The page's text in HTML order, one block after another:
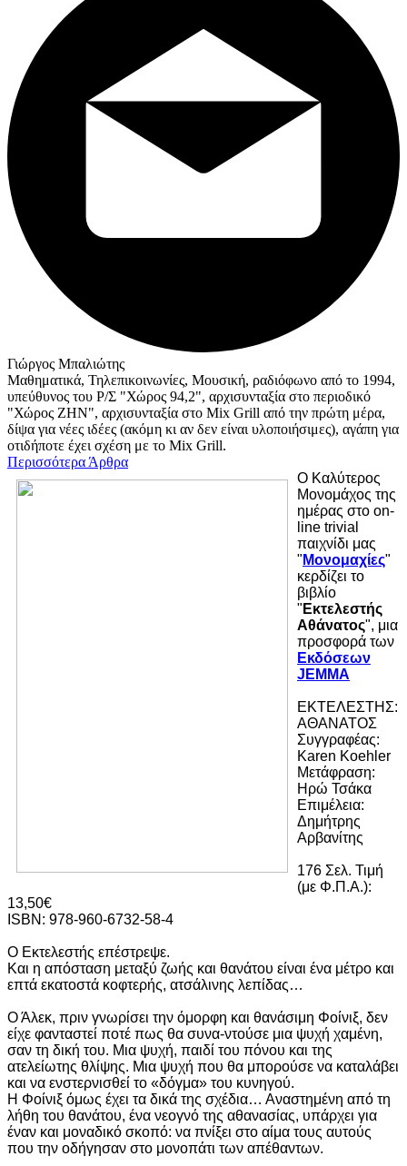
Γιώργος Μπαλιώτης
Μαθηματικά, Τηλεπικοινωνίες, Μουσική, ραδιόφωνο από το 1994,
υπεύθυνος του Ρ/Σ "Χώρος 94,2", αρχισυνταξία στο περιοδικό
"Χώρος ΖΗΝ", αρχισυνταξία στο Mix Grill από την πρώτη μέρα,
δίψα για νέες ιδέες (ακόμη κι αν δεν είναι υλοποιήσιμες), αγάπη για
οτιδήποτε έχει σχέση με το Mix Grill.
Περισσότερα Άρθρα
Ο Καλύτερος
Μονομάχος της
ημέρας στo on-
line trivial
παιχνίδι μας
" Μονομαχίες"
κερδίζει το
βιβλίο
" Εκτελεστής
Αθάνατος", μια
προσφορά των
Εκδόσεων
JEMMA
ΕΚΤΕΛΕΣΤΗΣ:
ΑΘΑΝΑΤΟΣ
Συγγραφέας:
Karen Koehler
Μετάφραση:
Ηρώ Τσάκα
Επιμέλεια:
Δημήτρης
Αρβανίτης
176 Σελ. Τιμή
(με Φ.Π.Α.):
13,50€
ISBN: 978-960-6732-58-4
Ο Εκτελεστής επέστρεψε.
Και η απόσταση μεταξύ ζωής και θανάτου είναι ένα μέτρο και
επτά εκατοστά κοφτερής, ατσάλινης λεπίδας…
Ο Άλεκ, πριν γνωρίσει την όμορφη και θανάσιμη Φοίνιξ, δεν
είχε φανταστεί ποτέ πως θα συνα-ντούσε μια ψυχή χαμένη,
σαν τη δική του. Μια ψυχή, παιδί του πόνου και της
ατελείωτης θλίψης. Μια ψυχή που θα μπορούσε να καταλάβει
και να ενστερνισθεί το «δόγμα» του κυνηγού.
Η Φοίνιξ όμως έχει τα δικά της σχέδια… Αναστημένη από τη
λήθη του θανάτου, ένα νεογνό της αθανασίας, υπάρχει για
έναν και μοναδικό σκοπό: να πνίξει στο αίμα τους αυτούς
που την οδήγησαν στο μονοπάτι των απέθαντων.